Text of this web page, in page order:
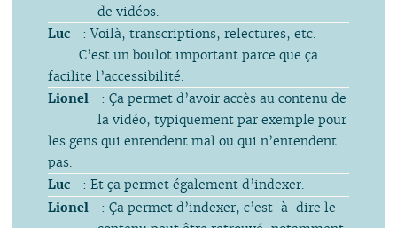
de vidéos.
Luc
: Voilà, transcriptions, relectures, etc.
C’est un boulot important parce que ça
facilite l’accessibilité.
Lionel
: Ça permet d’avoir accès au contenu de
la vidéo, typiquement par exemple pour
les gens qui entendent mal ou qui n’entendent
pas.
Luc
: Et ça permet également d’indexer.
Lionel
: Ça permet d’indexer, c’est-à-dire le